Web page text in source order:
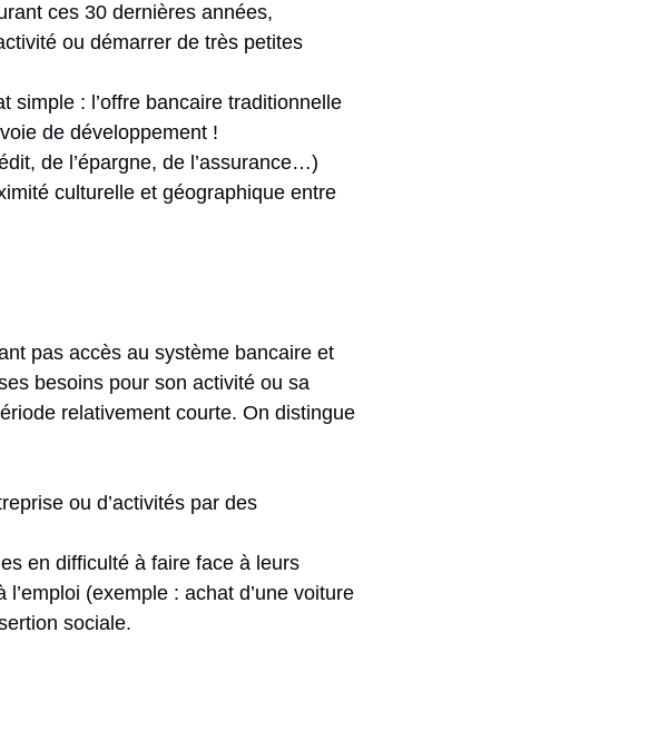
ces 30 dernières années,
ou démarrer de très petites
simple : l’offre bancaire traditionnelle
de développement !
de l’épargne, de l’assurance…)
culturelle et géographique entre
pas accès au système bancaire et
besoins pour son activité ou sa
relativement courte. On distingue
ou d’activités par des
en difficulté à faire face à leurs
(exemple : achat d’une voiture
sociale.